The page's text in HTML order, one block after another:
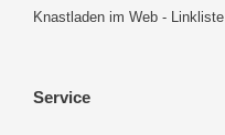
Knastladen im Web - Linkliste
Service